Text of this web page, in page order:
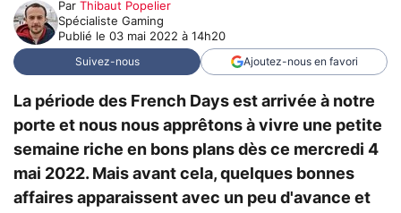
Par Thibaut Popelier
Spécialiste Gaming
Publié le 03 mai 2022 à 14h20
Suivez-nous Ajoutez-nous en favori
La période des French Days est arrivée à notre
porte et nous nous apprêtons à vivre une petite
semaine riche en bons plans dès ce mercredi 4
mai 2022. Mais avant cela, quelques bonnes
affaires apparaissent avec un peu d'avance et